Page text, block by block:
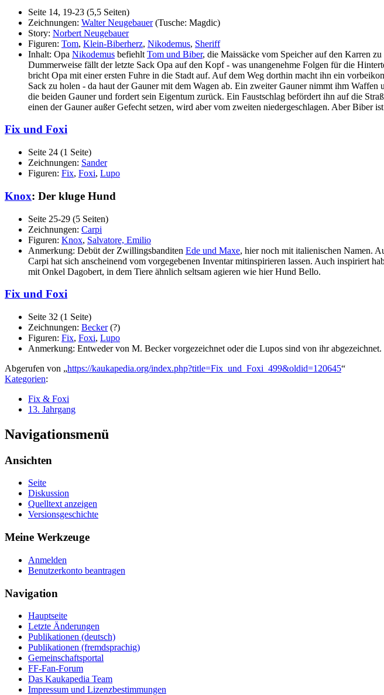
Seite 14, 19-23 (5,5 Seiten)
Zeichnungen: Walter Neugebauer(Tusche: Magdic)
Story: Norbert Neugebauer
Figuren: Tom, Klein-Biberherz, Nikodemus, Sheriff
Inhalt: Opa Nikodemus befiehlt Tom und Biber, die Maissäcke vom Speicher auf den Karren
Dummerweise fällt der letzte Sack Opa auf den Kopf - was unangenehme Folgen für die
bricht Opa mit einer ersten Fuhre in die Stadt auf. Auf dem Weg dorthin macht ihn ein
Sack zu holen - da haut der Gauner mit dem Wagen ab. Ein zweiter Gauner nimmt ihm
die beiden Gauner und fordert sein Eigentum zurück. Ein Faustschlag befördert ihn auf die
einen der Gauner außer Gefecht setzen, wird aber vom zweiten niedergeschlagen. Aber Biber
Fix und Foxi
Seite 24 (1 Seite)
Zeichnungen: Sander
Figuren: Fix, Foxi, Lupo
Knox: Der kluge Hund
Seite 25-29 (5 Seiten)
Zeichnungen: Carpi
Figuren: Knox, Salvatore, Emilio
Anmerkung: Debüt der Zwillingsbanditen Ede und Maxe, hier noch mit italienischen Namen.
Carpi hat sich anscheinend vom vorgegebenen Inventar mitinspirieren lassen. Auch inspiriert
mit Onkel Dagobert, in dem Tiere ähnlich seltsam agieren wie hier Hund Bello.
Fix und Foxi
Seite 32 (1 Seite)
Zeichnungen: Becker(?)
Figuren: Fix, Foxi, Lupo
Anmerkung: Entweder von M. Becker vorgezeichnet oder die Lupos sind von ihr abgezeichnet.
Abgerufen von „https://kaukapedia.org/index.php?title=Fix_und_Foxi_499&oldid=120645“
Kategorien:
Fix & Foxi
13. Jahrgang
Navigationsmenü
Ansichten
Seite
Diskussion
Quelltext anzeigen
Versionsgeschichte
Meine Werkzeuge
Anmelden
Benutzerkonto beantragen
Navigation
Hauptseite
Letzte Änderungen
Publikationen (deutsch)
Publikationen (fremdsprachig)
Gemeinschaftsportal
FF-Fan-Forum
Das Kaukapedia Team
Impressum und Lizenzbestimmungen